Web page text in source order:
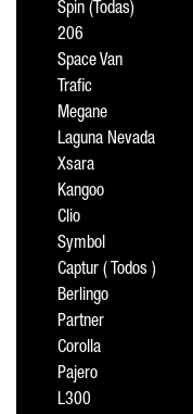
Spin (Todas)
206
Space Van
Trafic
Megane
Laguna Nevada
Xsara
Kangoo
Clio
Symbol
Captur ( Todos )
Berlingo
Partner
Corolla
Pajero
L300